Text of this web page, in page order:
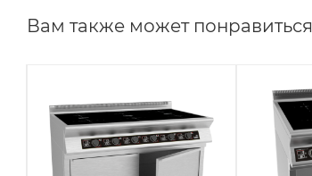
Вам также может понравиться